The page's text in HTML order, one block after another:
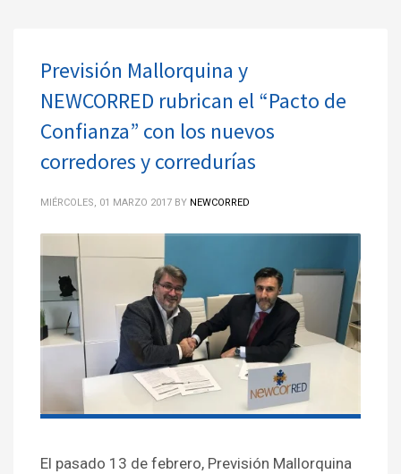
Previsión Mallorquina y
NEWCORRED rubrican el “Pacto de
Confianza” con los nuevos
corredores y corredurías
MIÉRCOLES, 01 MARZO 2017 BY NEWCORRED
El pasado 13 de febrero, Previsión Mallorquina